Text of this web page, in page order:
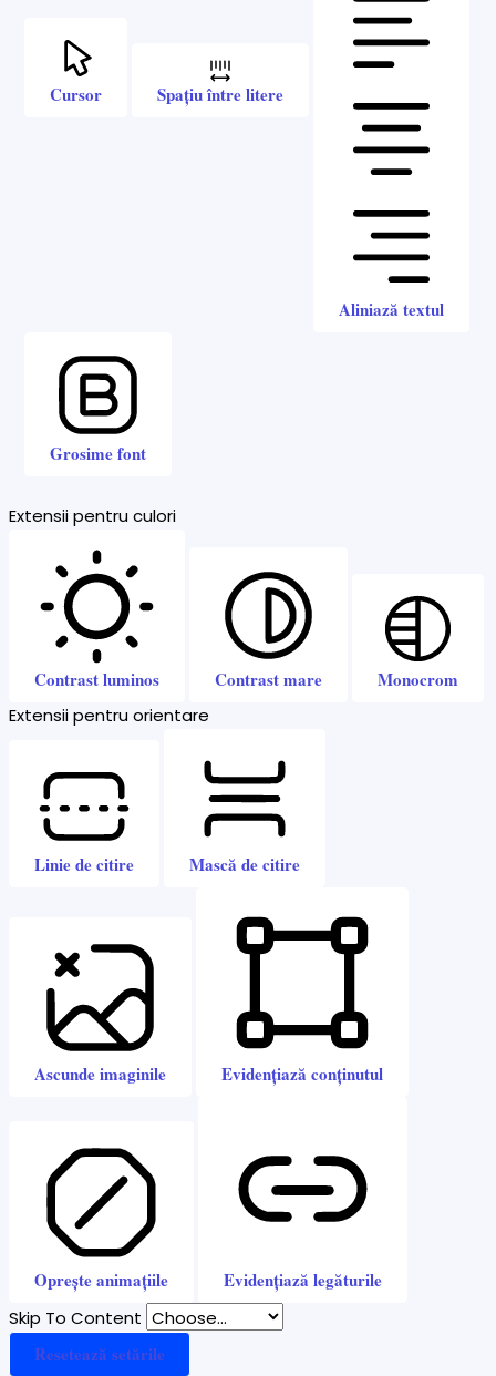
Cursor Spațiu între litere
Aliniază textul
Grosime font
Extensii pentru culori
Contrast luminos Contrast mare Monocrom
Extensii pentru orientare
Linie de citire Mască de citire
Ascunde imaginile Evidențiază conținutul
Oprește animațiile Evidențiază legăturile
Skip To Content
Resetează setările